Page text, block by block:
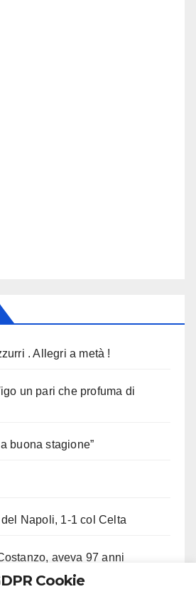
. Allegri a metà !
un pari che profuma di
buona stagione”
Napoli, 1-1 col Celta
aveva 97 anni
Cookie